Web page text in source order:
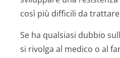
così più difficili da
Se ha qualsiasi dubbio
si rivolga al medico o al